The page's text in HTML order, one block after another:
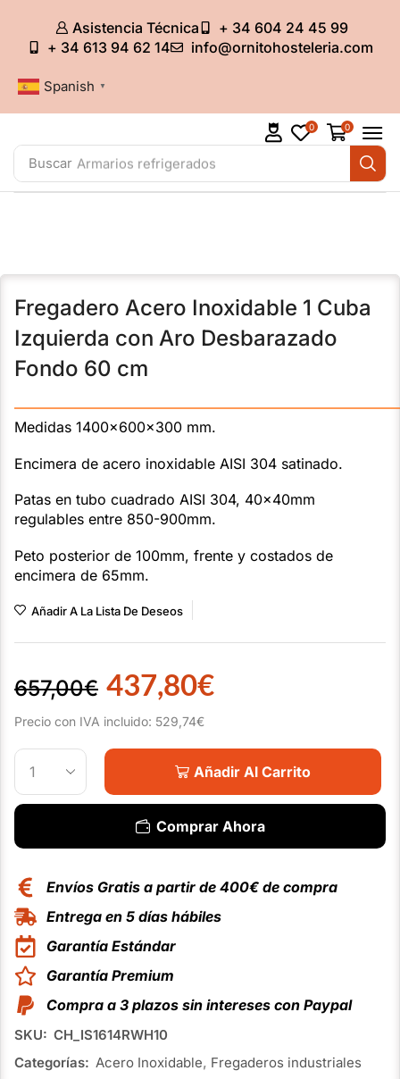
Asistencia Técnica
+ 34 604 24 45 99
+ 34 613 94 62 14
info@ornitohosteleria.com
Spanish ▼
Buscar Armarios refrigerados
0 0
Fregadero Acero Inoxidable 1 Cuba
Izquierda con Aro Desbarazado
Fondo 60 cm
Medidas 1400x600x300 mm.
Encimera de acero inoxidable AISI 304 satinado.
Patas en tubo cuadrado AISI 304, 40x40mm
regulables entre 850-900mm.
Peto posterior de 100mm, frente y costados de
encimera de 65mm.
Añadir A La Lista De Deseos
657,00€ 437,80€
Precio con IVA incluido: 529,74€
Añadir Al Carrito
Comprar Ahora
Envíos Gratis a partir de 400€ de compra
Entrega en 5 días hábiles
Garantía Estándar
Garantía Premium
Compra a 3 plazos sin intereses con Paypal
SKU: CH_IS1614RWH10
Categorías: Acero Inoxidable, Fregaderos industriales